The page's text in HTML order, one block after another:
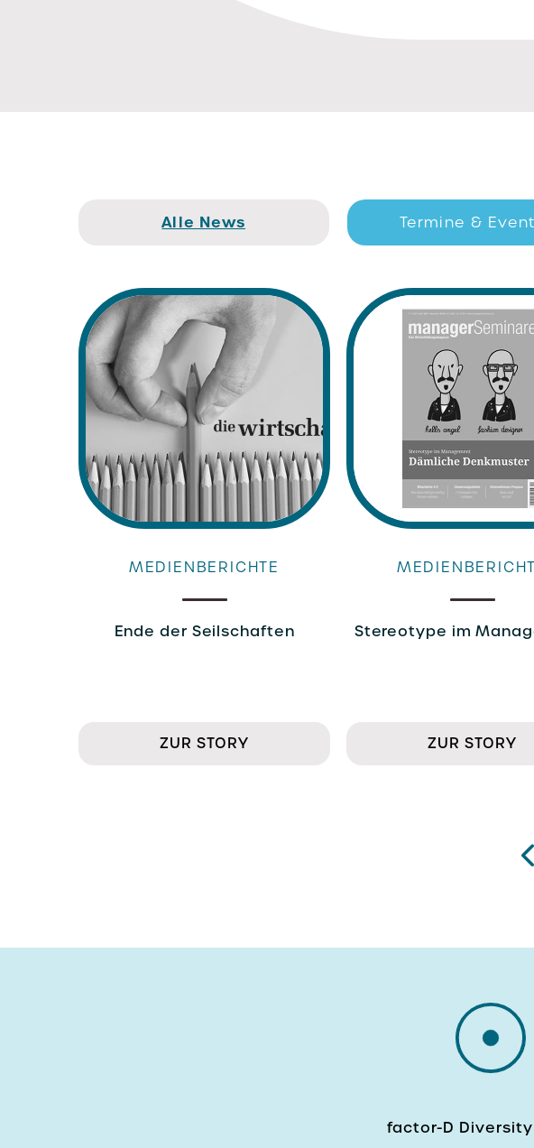
Alle News Termine &
MEDIENBERICHTE
Ende der Seilschaften
ZUR STORY
Stereotype im
ZUR STORY
factor-D